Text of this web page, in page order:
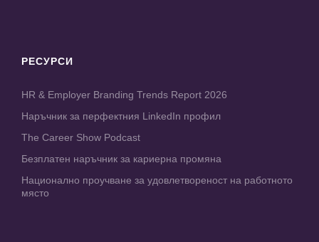
РЕСУРСИ
HR & Employer Branding Trends Report 2026
Наръчник за перфектния LinkedIn профил
The Career Show Podcast
Безплатен наръчник за кариерна промяна
Национално проучване за удовлетвореност на работното
място